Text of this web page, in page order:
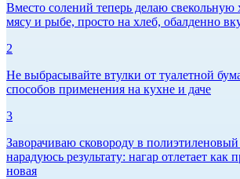
Вместо солений теперь делаю
мясу и рыбе, просто на хлеб, обалденно
2
Не выбрасывайте втулки от туалетной
способов применения на кухне и даче
3
Заворачиваю сковороду в
нарадуюсь результату: нагар отлетает как
новая